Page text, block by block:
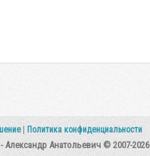
Политика конфиденциальности
Александр Анатольевич © 2007-2026